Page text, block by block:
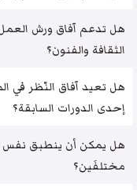
هل تدعم آفاق ورش
الثقافة والفنون؟
هل تعيد آفاق النّظر في
إحدى الدورات السابقة؟
هل يمكن أن ينطبق نفس
مختلفَين؟